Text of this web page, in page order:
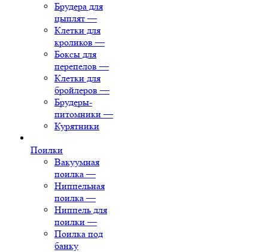
Брудера для
цыплят —
Клетки для
кроликов —
Боксы для
перепелов —
Клетки для
бройлеров —
Брудеры-
питомники —
Курятники
Поилки
Вакуумная
поилка —
Ниппельная
поилка —
Ниппель для
поилки —
Поилка под
банку